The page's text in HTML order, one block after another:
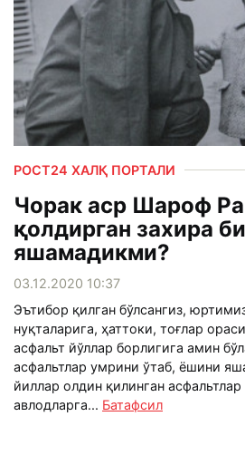
РОСТ24 ХАЛҚ ПОРТАЛИ
Чорак аср Шароф
қолдирган захира
яшамадикми?
03.12.2020 10:37
Эътибор қилган бўлсангиз,
нуқталарига, ҳаттоки, тоғлар
асфальт йўллар борлигига амин
асфальтлар умрини ўтаб, ёшини
йиллар олдин қилинган асфальтлар
авлодларга... Батафсил